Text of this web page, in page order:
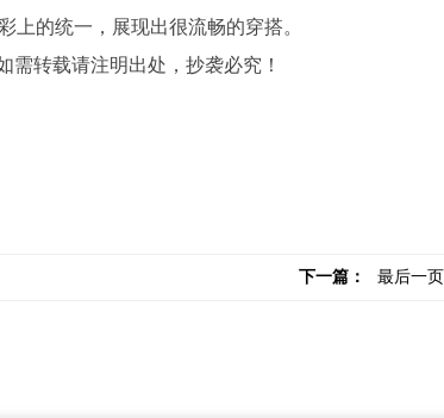
上的统一，展现出很流畅的穿搭。
转载请注明出处，抄袭必究！
下一篇： 最后一页